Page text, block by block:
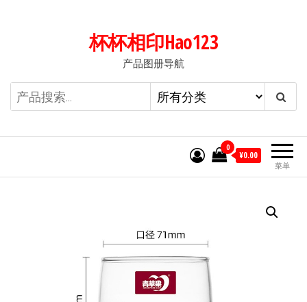
杯杯相印Hao123
产品图册导航
菜单
0
¥0.00